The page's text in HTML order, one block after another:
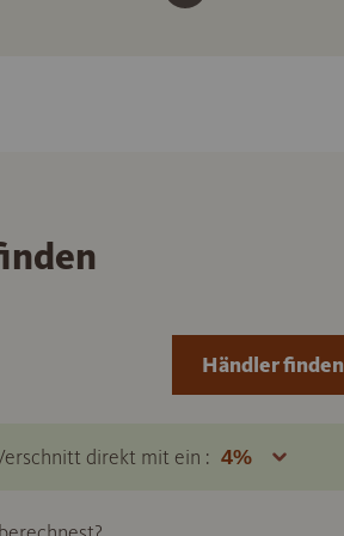
direkt mit ein :
Händler finden